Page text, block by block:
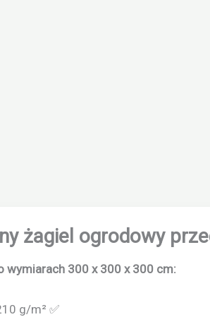
żagiel ogrodowy
wymiarach 300 x 300 x 300 cm:
g/m² ✅